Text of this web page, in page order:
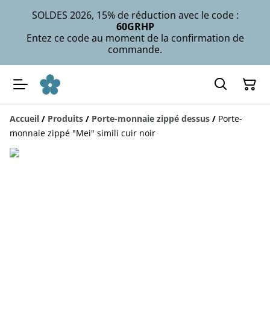
SOLDES 2026, 15% de réduction avec le code :
60GRHP
Entez ce code au moment de la confirmation de
commande.
Accueil / Produits / Porte-monnaie zippé dessus / Porte-
monnaie zippé "Mei" simili cuir noir